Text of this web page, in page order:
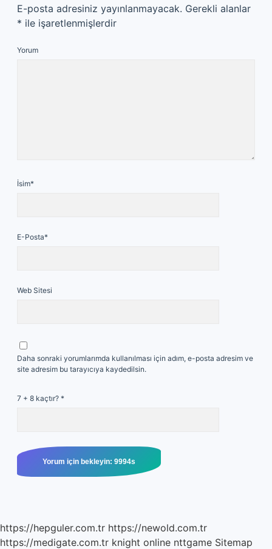
E-posta adresiniz yayınlanmayacak. Gerekli alanlar
* ile işaretlenmişlerdir
Yorum
İsim*
E-Posta*
Web Sitesi
Daha sonraki yorumlarımda kullanılması için adım, e-posta adresim ve
site adresim bu tarayıcıya kaydedilsin.
7 + 8 kaçtır? *
https://hepguler.com.tr https://newold.com.tr
https://medigate.com.tr knight online nttgame Sitemap